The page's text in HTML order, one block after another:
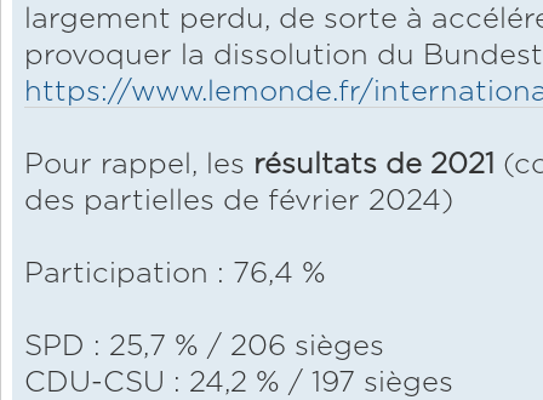
largement perdu, de sorte à
provoquer la dissolution du
https://www.lemonde.fr/
Pour rappel, les résultats de 2021
des partielles de février 2024)
Participation : 76,4 %
SPD : 25,7 % / 206 sièges
CDU-CSU : 24,2 % / 197 sièges